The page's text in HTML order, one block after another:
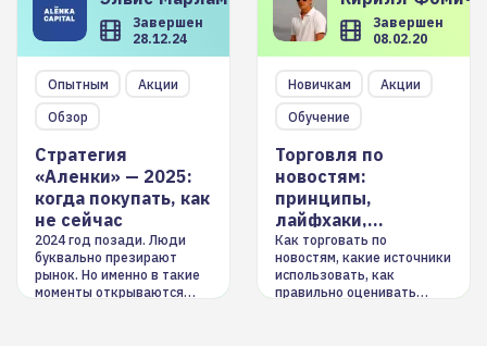
Завершен
28.12.24
Опытным
Акции
Обзор
Стратегия
«Аленки» — 2025:
когда покупать, как
не сейчас
2024 год позади. Люди
буквально презирают
рынок. Но именно в такие
моменты открываются
Завершен
08.02.20
Новичкам
Акции
Обучение
Торговля по
новостям:
принципы,
лайфхаки,
инструменты
Как торговать по
новостям, какие источники
использовать, как
правильно оценивать